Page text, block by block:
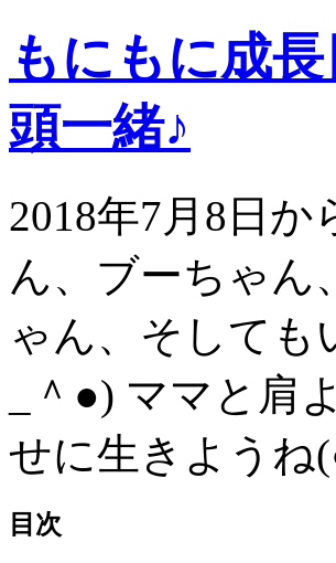
もにもに成
頭一緒♪
2018年7月8日
ん、ブーちゃん
ゃん、そして
_＾●) ママと肩
せに生きようね
目次